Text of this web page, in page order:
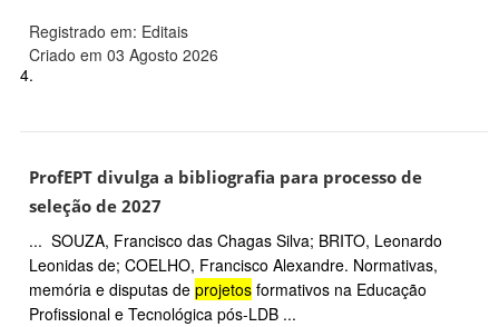
Registrado em: Editais
Criado em 03 Agosto 2026
4.
ProfEPT divulga a bibliografia para processo de
seleção de 2027
... SOUZA, Francisco das Chagas Silva; BRITO, Leonardo
Leonidas de; COELHO, Francisco Alexandre. Normativas,
memória e disputas de projetos formativos na Educação
Profissional e Tecnológica pós-LDB ...